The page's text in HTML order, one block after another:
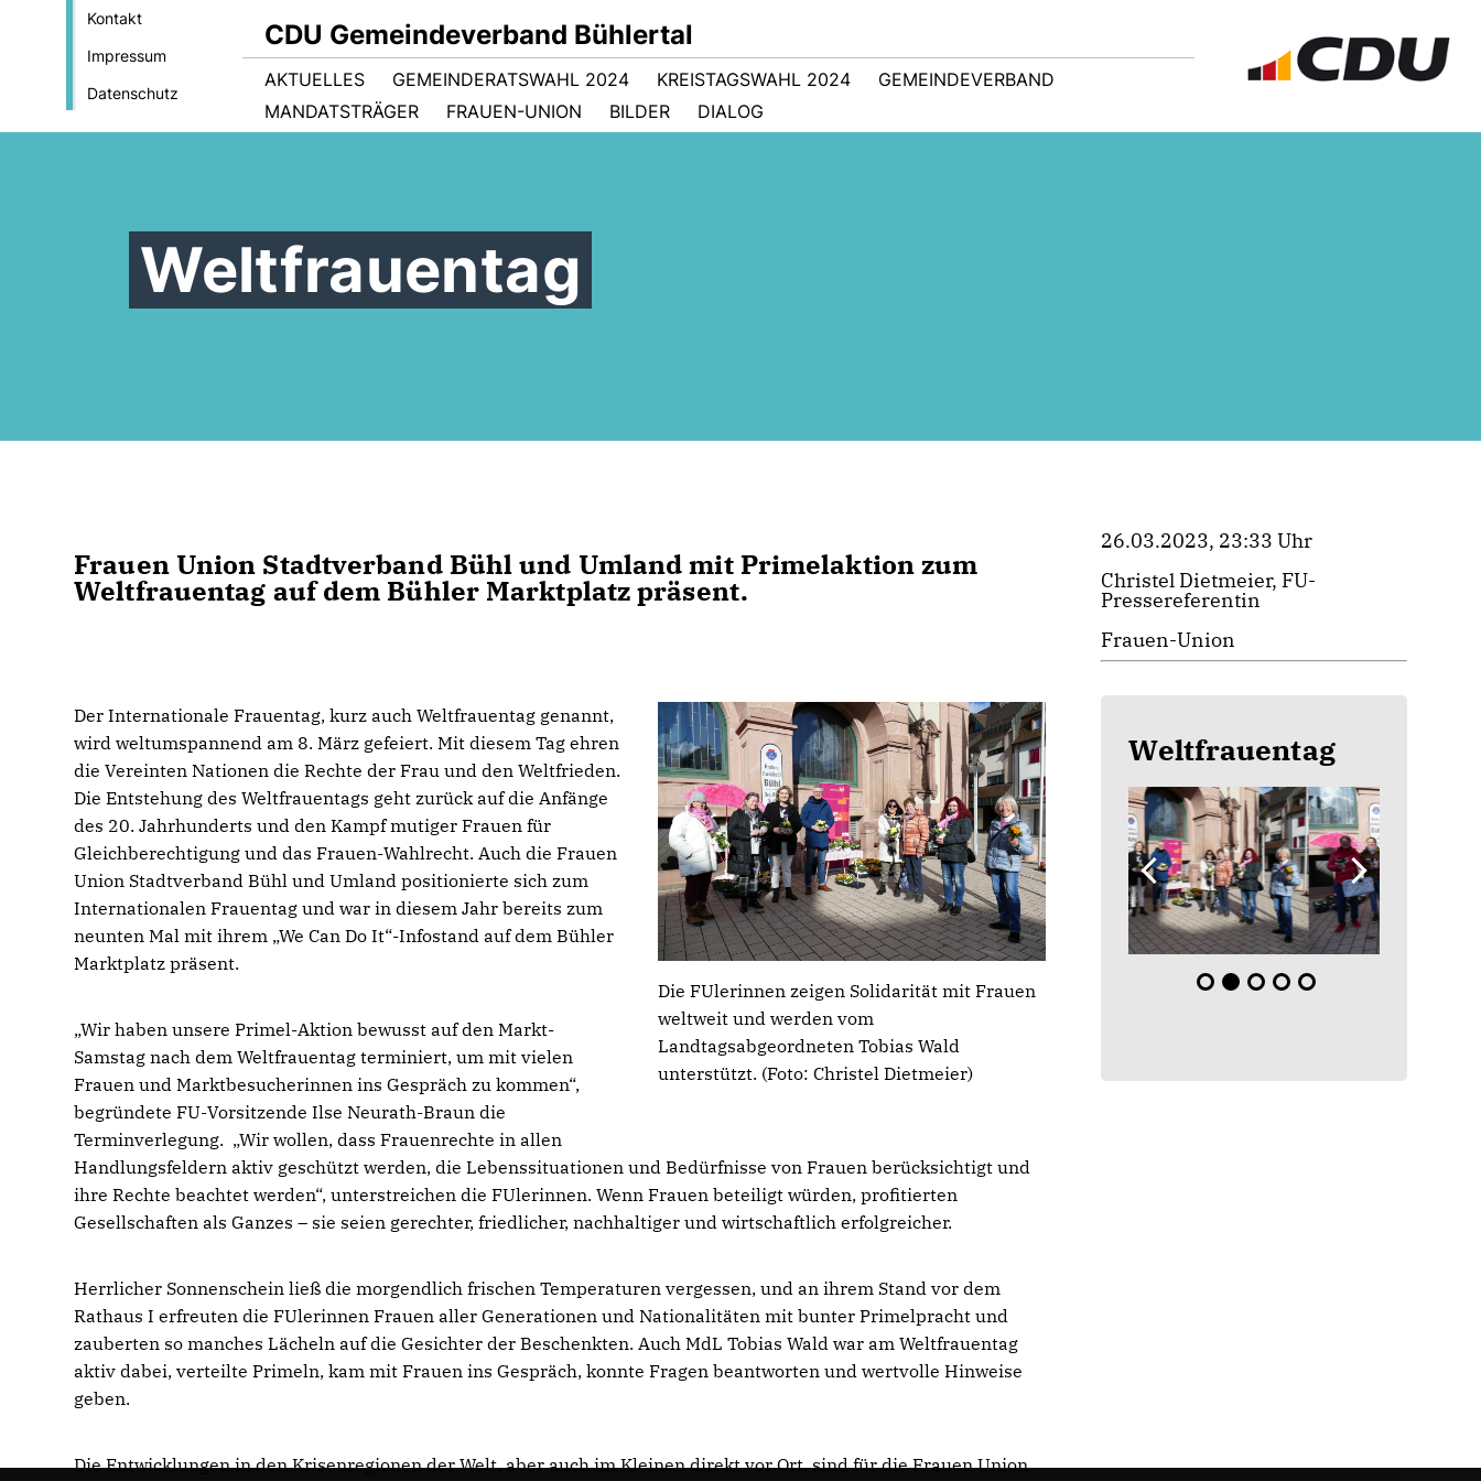
Kontakt
Impressum
Datenschutz
CDU Gemeindeverband Bühlertal
AKTUELLES GEMEINDERATSWAHL 2024 KREISTAGSWAHL 2024
GEMEINDEVERBAND
MANDATSTRÄGER
FRAUEN-UNION BILDER DIALOG
Weltfrauentag
Frauen Union Stadtverband Bühl und Umland mit Primelaktion zum
Weltfrauentag auf dem Bühler Marktplatz präsent.
Die FUlerinnen zeigen Solidarität mit Frauen
weltweit und werden vom
Landtagsabgeordneten Tobias Wald
unterstützt. (Foto: Christel Dietmeier)
Der Internationale Frauentag, kurz auch Weltfrauentag genannt,
wird weltumspannend am 8. März gefeiert. Mit diesem Tag ehren
die Vereinten Nationen die Rechte der Frau und den Weltfrieden.
Die Entstehung des Weltfrauentags geht zurück auf die Anfänge
des 20. Jahrhunderts und den Kampf mutiger Frauen für
Gleichberechtigung und das Frauen-Wahlrecht. Auch die Frauen
Union Stadtverband Bühl und Umland positionierte sich zum
Internationalen Frauentag und war in diesem Jahr bereits zum
neunten Mal mit ihrem „We Can Do It“-Infostand auf dem Bühler
Marktplatz präsent.
Wir haben unsere Primel-Aktion bewusst auf den Markt-
Samstag nach dem Weltfrauentag terminiert, um mit vielen
Frauen und Marktbesucherinnen ins Gespräch zu kommen“,
begründete FU-Vorsitzende Ilse Neurath-Braun die
Terminverlegung. „Wir wollen, dass Frauenrechte in allen
Handlungsfeldern aktiv geschützt werden, die Lebenssituationen und Bedürfnisse von Frauen berücksichtigt und
ihre Rechte beachtet werden“, unterstreichen die FUlerinnen. Wenn Frauen beteiligt würden, profitierten
Gesellschaften als Ganzes – sie seien gerechter, friedlicher, nachhaltiger und wirtschaftlich erfolgreicher.
Herrlicher Sonnenschein ließ die morgendlich frischen Temperaturen vergessen, und an ihrem Stand vor dem
Rathaus I erfreuten die FUlerinnen Frauen aller Generationen und Nationalitäten mit bunter Primelpracht und
zauberten so manches Lächeln auf die Gesichter der Beschenkten. Auch MdL Tobias Wald war am Weltfrauentag
aktiv dabei, verteilte Primeln, kam mit Frauen ins Gespräch, konnte Fragen beantworten und wertvolle Hinweise
geben.
Die Entwicklungen in den Krisenregionen der Welt, aber auch im Kleinen direkt vor Ort, sind für die Frauen Union
26.03.2023, 23:33 Uhr
Christel Dietmeier, FU-
Pressereferentin
Frauen-Union
Weltfrauentag